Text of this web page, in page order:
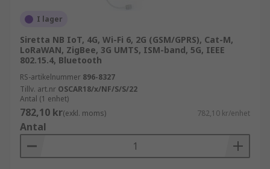
I lager
Siretta NB IoT, 4G, Wi-Fi 6, 2G (GSM/GPRS), Cat-M,
LoRaWAN, ZigBee, 3G UMTS, ISM-band, 5G, IEEE
802.15.4, Bluetooth
RS-artikelnummer 896-8327
Tillv. art.nr OSCAR18/x/NF/S/S/22
Antal (1 enhet)
782,10 kr(exkl. moms) 782,10 kr/enhet
Antal